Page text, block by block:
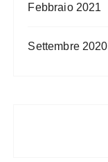
Febbraio 2021
Settembre 2020